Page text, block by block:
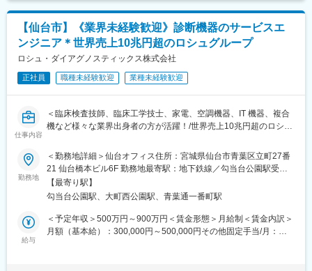
同社は医療業界の中でITシステムのリーディングカンパニーで
す。医療業界のIT化が至上命題の中、10年前よりいち早く社内の
改革を進めてきました。結果、医療向けシステムが全売上の4割以
変更の範囲：会社の定める業務
ントと協力して、開業の支援をします。集患シュミレーションで
ある診療圏の分析、収益予測のノウハウがあり、付加価値の高い
提案型の営業を目指します。
《既設新規先》
すでに開業している医療機関等との取引を開拓します。リースや
分割払いでの取引を提案し、医療機器の円滑な導入や、省エネ設
備の導入など施設運営の効率化をサポートする等、幅広い提案に
より取引の獲得を目指します。
医療機器を中心に必需品を4～5年の期間でリース契約（貸出）を
行います。
取引先の医療機器メーカーや金融機関と連携し、医療機関向けの
リースサービスを提供しています。扱うリース商品は、医療機器
物件などです。
【仙台市】《業界未経験歓迎》診断機器のサービスエ
ンジニア＊世界売上10兆円超のロシュグループ
ロシュ・ダイアグノスティックス株式会社
正社員 職種未経験歓迎 業種未経験歓迎
仕事内容
＜臨床検査技師、臨床工学技士、家電、空調機器、IT 機器、複合
機など様々な業界出身者の方が活躍！/世界売上10兆円超のロシュ
業20時間/夜間呼び出しほとんどなし/直行直属/研修体制充実＞
■求人概要：
フィールドサービスエンジニア職として、当社製品の新規据付、
保守点検をお任せいたします。コロナ禍以降、医療や検査の意義
が更に高まりニーズが増加する中での増員採用となります。社会
貢献、顧客への価値向上意識が高く、自身の専門性を高めたい方
勤務地
＜勤務地詳細＞仙台オフィス住所：宮城県仙台市青葉区立町27番
21 仙台橋本ビル6F 勤務地最寄駅：地下鉄線／勾当台公園駅受動
喫煙対策：屋内全面禁煙変更の範囲：会社の定める事業所（リモ
ートワーク含む）
【最寄り駅】
勾当台公園駅、大町西公園駅、青葉通一番町駅
給与
＜予定年収＞500万円～900万円＜賃金形態＞月給制＜賃金内訳＞
月額（基本給）：300,000円～500,000円その他固定手当/月：